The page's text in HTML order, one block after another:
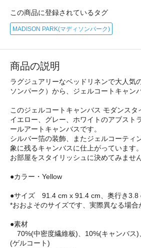
この商品に登録されているタグ
MADISON PARK(マディソンパーク)
商品の説明
ラグジュアリーなベッドリネンで大人気
ソンパーク）から、ジェルコートキャン
このジェルコートキャンバス モダンスタ
イエロー、グレー、ホワイトのアブスト
ールアートキャンバスです。
シルバー箔の装飾、またジェルコーティ
象に残るキャンバスに仕上がっています。
お部屋をスタイリッシュに決めてみませ
●カラー・Yellow
●サイズ 91.4 cm x 91.4 cm、奥行き3.8
*おおよそのサイズです、実際異なる場合
●素材
70%(中密度繊維板)、10%(キャンバス)
(ゲルコート)